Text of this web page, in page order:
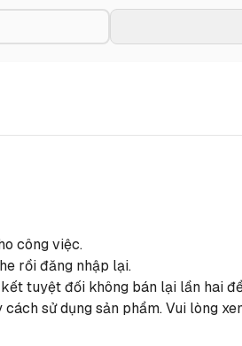
công việc.
rồi đăng nhập lại.
tuyệt đối không bán lại lần hai
sử dụng sản phẩm. Vui lòng